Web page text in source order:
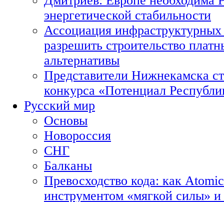
энергетической стабильности
Ассоциация
разрешить строительство
альтернативы
Представители Нижнекамска
конкурса «Потенциал
Русский мир
Основы
Новороссия
СНГ
Балканы
Превосходство кода: как
инструментом «мягкой силы» и